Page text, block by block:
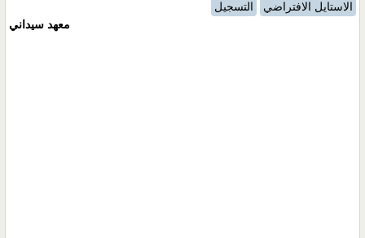
الاستايل الافتراضي
التسجيل
معهد سيداني